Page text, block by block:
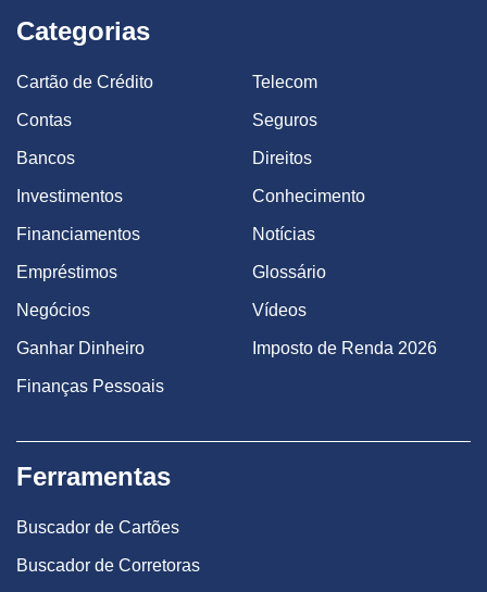
Categorias
Cartão de Crédito
Contas
Bancos
Investimentos
Financiamentos
Empréstimos
Negócios
Ganhar Dinheiro
Finanças Pessoais
Telecom
Seguros
Direitos
Conhecimento
Notícias
Glossário
Vídeos
Imposto de Renda 2026
Ferramentas
Buscador de Cartões
Buscador de Corretoras